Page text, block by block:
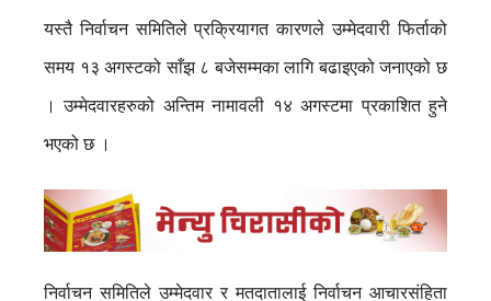
यस्तै निर्वाचन समितिले प्रक्रियागत कारणले उम्मेदवारी फिर्ताको
समय १३ अगस्टको साँझ ८ बजेसम्मका लागि बढाइएको जनाएको छ
। उम्मेदवारहरुको अन्तिम नामावली १४ अगस्टमा प्रकाशित हुने
भएको छ ।
निर्वाचन समितिले उम्मेदवार र मतदातालाई निर्वाचन आचारसंहिता